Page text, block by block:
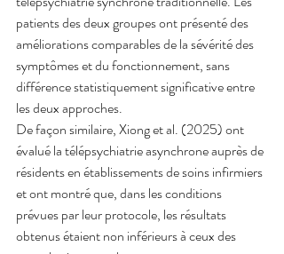
patients des deux groupes ont présenté des
améliorations comparables de la sévérité des
symptômes et du fonctionnement, sans
différence statistiquement significative entre
les deux approches.
De façon similaire, Xiong et al. (2025) ont
évalué la télépsychiatrie asynchrone auprès de
résidents en établissements de soins infirmiers
et ont montré que, dans les conditions
prévues par leur protocole, les résultats
obtenus étaient non inférieurs à ceux des